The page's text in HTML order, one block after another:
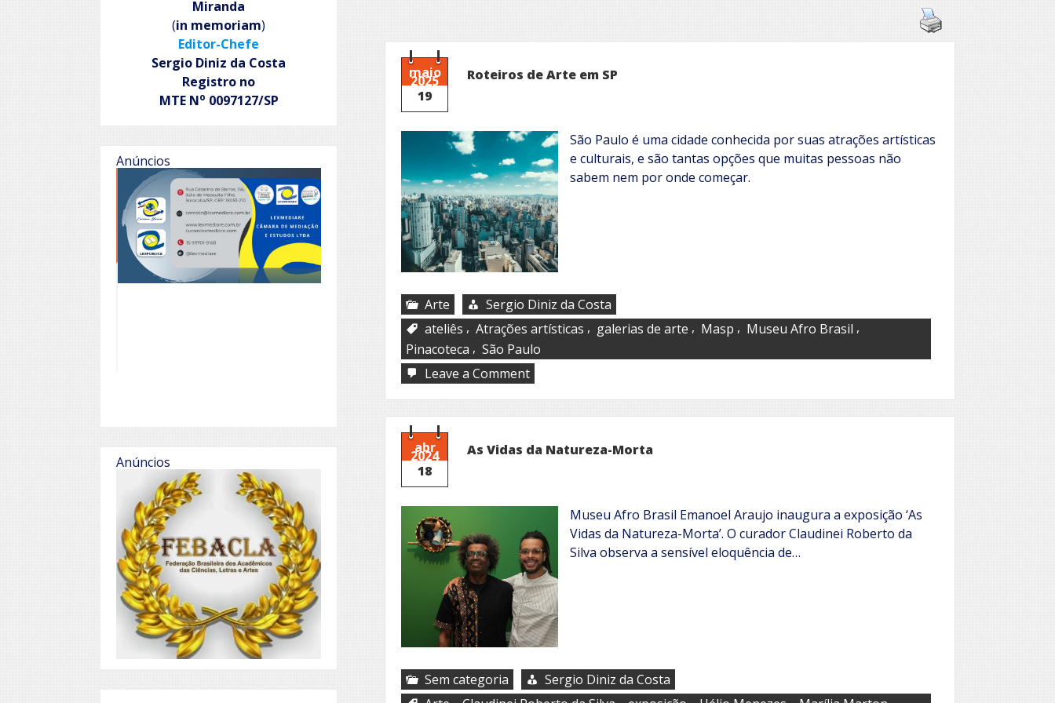
maio
2025
19
Roteiros de Arte em SP
São Paulo é uma cidade conhecida por suas atrações artísticas
e culturais, e são tantas opções que muitas pessoas não
sabem nem por onde começar.
Arte
Sergio Diniz da Costa
ateliês , Atrações artísticas , galerias de arte , Masp , Museu Afro Brasil ,
Pinacoteca , São Paulo
Leave a Commenton
Roteiros
de
Arte
SP
abr
2024
18
As Vidas da Natureza-Morta
Museu Afro Brasil Emanoel Araujo inaugura a exposição ‘As
Vidas da Natureza-Morta’. O curador Claudinei Roberto da
Silva observa a sensível eloquência de…
Sem categoria
Sergio Diniz da Costa
Miranda
(in memoriam)
Editor-Chefe
Sergio Diniz da Costa
Registro no
MTE No 0097127/SP
Anúncios
Anúncios